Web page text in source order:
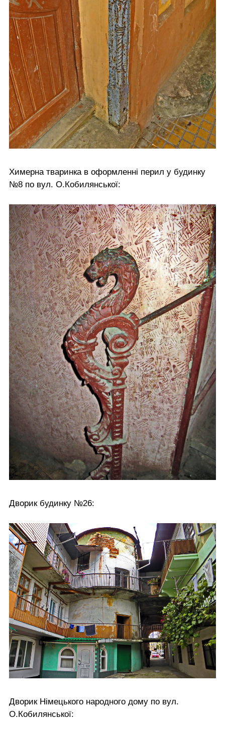
Химерна тваринка в оформленні перил у будинку
№8 по вул. О.Кобилянської:
Дворик будинку №26:
Дворик Німецького народного дому по вул.
О.Кобилянської: